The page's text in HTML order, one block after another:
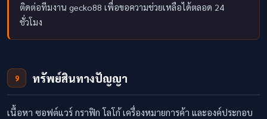
ติดต่อทีมงาน gecko88 เพื่อขอความช่วยเหลือได้ตลอด 24
ชั่วโมง
9 ทรัพย์สินทางปัญญา
เนื้อหา ซอฟต์แวร์ กราฟิก โลโก้ เครื่องหมายการค้า และองค์ประกอบ